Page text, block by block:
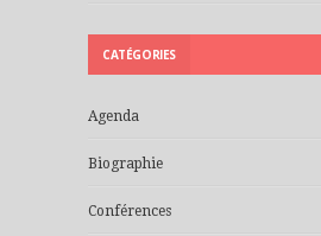
CATÉGORIES
Agenda
Biographie
Conférences